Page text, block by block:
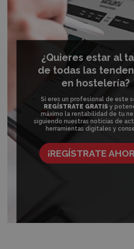
¿Quieres estar al
de todas las
en hostelería?
Si eres un profesional de este
REGÍSTRATE GRATISy
máximo la rentabilidad de tu
siguiendo nuestras noticias de
herramientas digitales y
¡REGÍSTRATE